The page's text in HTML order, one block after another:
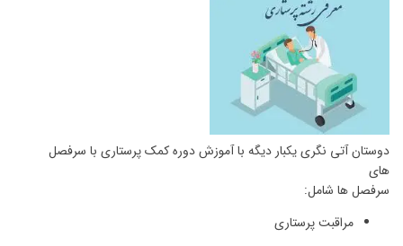
دوستان آتی نگری یکبار دیگه با آموزش دوره کمک پرستاری با سرفصل
های
سرفصل ها شامل:
مراقبت پرستاری